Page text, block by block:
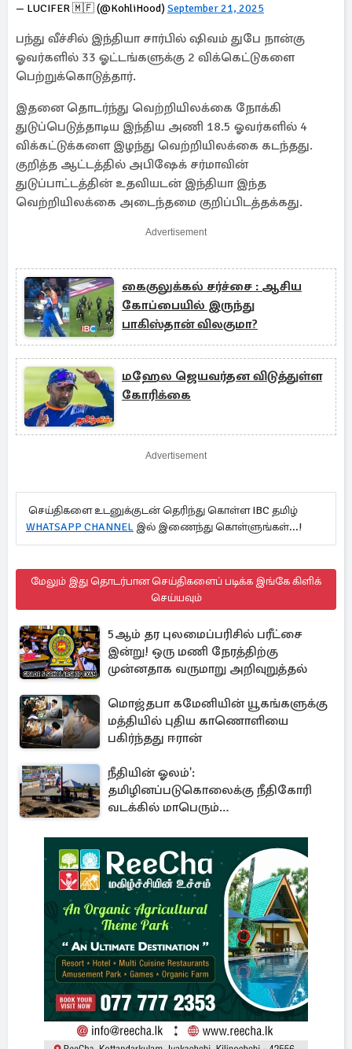
— LUCIFER 🇲🇫 (@KohliHood) September 21, 2025
பந்து வீச்சில் இந்தியா சார்பில் ஷிவம் துபே நான்கு
ஓவர்களில் 33 ஓட்டங்களுக்கு 2 விக்கெட்டுகளை
பெற்றுக்கொடுத்தார்.
இதனை தொடர்ந்து வெற்றியிலக்கை நோக்கி
துடுப்பெடுத்தாடிய இந்திய அணி 18.5 ஓவர்களில் 4
விக்கட்டுக்களை இழந்து வெற்றியிலக்கை கடந்தது.
குறித்த ஆட்டத்தில் அபிஷேக் சர்மாவின்
துடுப்பாட்டத்தின் உதவியடன் இந்தியா இந்த
வெற்றியிலக்கை அடைந்தமை குறிப்பிடத்தக்கது.
Advertisement
கைகுலுக்கல் சர்ச்சை : ஆசிய
கோப்பையில் இருந்து
பாகிஸ்தான் விலகுமா?
மஹேல ஜெயவர்தன விடுத்துள்ள
கோரிக்கை
Advertisement
செய்திகளை உடனுக்குடன் தெரிந்து கொள்ள IBC தமிழ்
WHATSAPP CHANNEL இல் இணைந்து கொள்ளுங்கள்...!
மேலும் இது தொடர்பான செய்திகளைப் படிக்க இங்கே கிளிக்
செய்யவும்
5ஆம் தர புலமைப்பரிசில் பரீட்சை
இன்று! ஒரு மணி நேரத்திற்கு
முன்னதாக வருமாறு அறிவுறுத்தல்
மொஜ்தபா கமேனியின் யூகங்களுக்கு
மத்தியில் புதிய காணொளியை
பகிர்ந்தது ஈரான்
நீதியின் ஓலம்':
தமிழினப்படுகொலைக்கு நீதிகோரி
வடக்கில் மாபெரும்